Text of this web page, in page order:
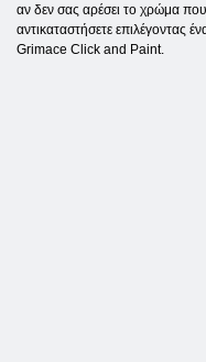
αν δεν σας αρέσει το χρώμα
αντικαταστήσετε επιλέγοντας
Grimace Click and Paint.